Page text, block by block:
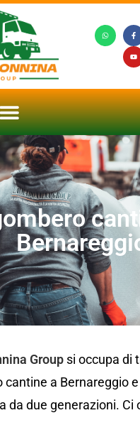
Group si occupa di
cantine a Bernareggio
da due generazioni. Ci